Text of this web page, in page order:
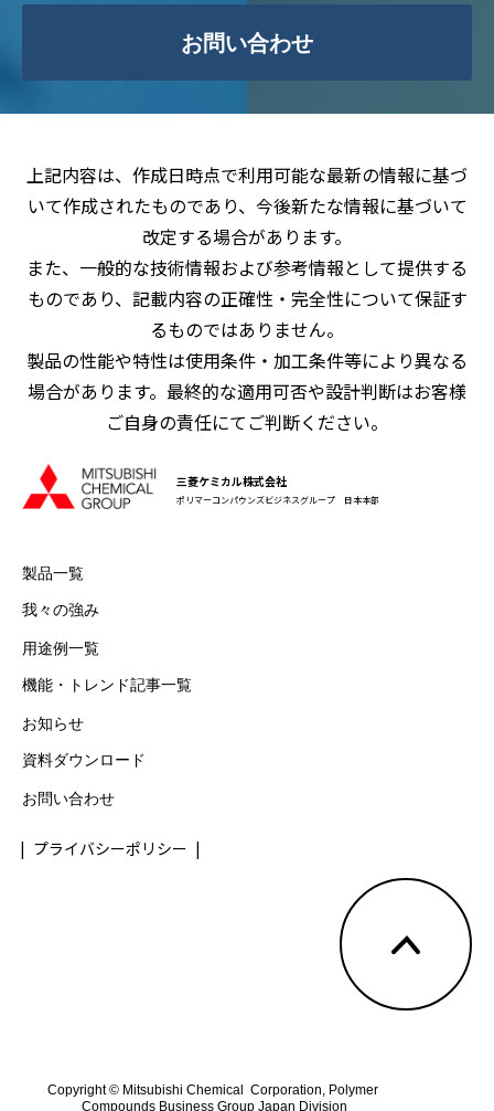
お問い合わせ
上記内容は、作成日時点で利用可能な最新の情報に基づ
いて作成されたものであり、今後新たな情報に基づいて
改定する場合があります。
また、一般的な技術情報および参考情報として提供する
ものであり、記載内容の正確性・完全性について保証す
るものではありません。
製品の性能や特性は使用条件・加工条件等により異なる
場合があります。最終的な適用可否や設計判断はお客様
ご自身の責任にてご判断ください。
三菱ケミカル株式会社
ポリマーコンパウンズビジネスグループ 日本本部
製品一覧
我々の強み
用途例一覧
機能・トレンド記事一覧
お知らせ
資料ダウンロード
お問い合わせ
プライバシーポリシー
Copyright © Mitsubishi Chemical  Corporation, Polymer
Compounds Business Group Japan Division